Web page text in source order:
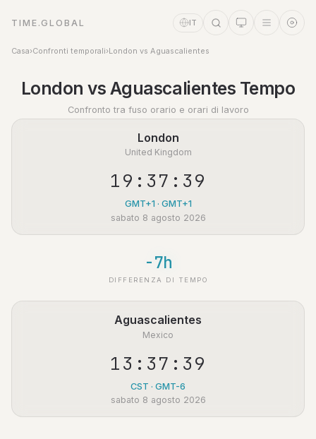
TIME.GLOBAL IT
Casa›Confronti temporali›London vs Aguascalientes
London vs Aguascalientes Tempo
Confronto tra fuso orario e orari di lavoro
London
United Kingdom
19:37:40
GMT+1 · GMT+1
sabato 8 agosto 2026
-7h
DIFFERENZA DI TEMPO
Aguascalientes
Mexico
13:37:40
CST · GMT-6
sabato 8 agosto 2026
Assistente a tempo
Online